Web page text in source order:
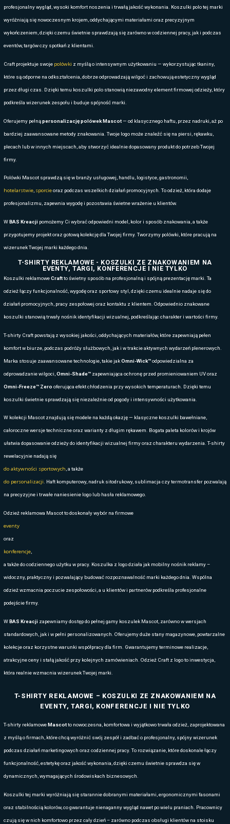
Mascot to marka, która łączy skandynawską jakość, wieloletnią
technologię. W BAS Kreacja pomagamy firmom wykorzystać tę
profesjonalnego, spójnego i bezpiecznego wizerunku zespołu.
KOSZULE ROBOCZE, TRWAŁE,
WYGODNE UBRANIA DLA
KOSZULE ROBOCZE I FIRMOWE MASCOT –
ROZWIĄZANIE DLA
Koszule robocze oraz wizerunkowe jednego z najbardziej cenionych
profesjonalnej w Europie od lat uznawane są za jedne z
rynku. Marka o duńskich korzeniach słynie z tworzenia odzieży,
intensywną eksploatację z komfortem noszenia przez cały dzień. To
stawiają na spójny wizerunek zespołu, trwałość materiałów oraz
pod identyfikację wizualną firmy.
MODELE REKLAMOWE KOSZUL
Producent oferuje szeroką gamę modeli, dzięki czemu firmy mogą
branży, stanowiska i warunków pracy. Dostępne są klasyczne
kolorów nawet po wielu praniach. Bardzo popularne są modele
ruchów w pracy technicznej lub serwisowej. W chłodniejszych
NA TLE KONKURENCJI
Każdy model projektowany jest zgodnie z duńską filozofią ergonomii
doceniają wygodę, trwałość i to, jak odzież układa się na sylwetce,
pracy. Wzmocnienia newralgicznych obszarów, przemyślane
odpowiednio dobrane tkaniny gwarantują komfort termiczny zarówno
ZASTOSOWANIE KOSZUL W FIRMACH I
DZIAŁANIACH
Koszule tej marki doskonale sprawdzają się jako element odzieży
które chcą zadbać o profesjonalną prezencję pracowników. Mogą
reprezentacyjnej na targi, konferencje i eventy.
TERENOWYCH
Modele robocze wykonane z odpornych na przetarcia tkanin
kroje oraz kieszenie projektowane pod narzędzia sprawiają, że
obowiązki bez ograniczeń, zachowując pełen komfort i
sobie w warunkach, gdzie klasyczna koszula szybko straciłaby